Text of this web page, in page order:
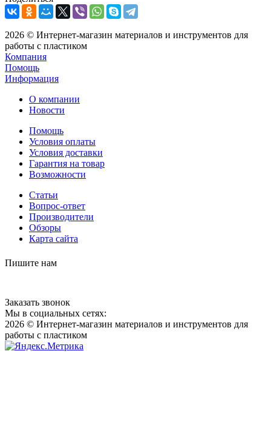
2026 © Интернет-магазин материалов и инструментов для
работы с пластиком
Компания
Помощь
Информация
О компании
Новости
Помощь
Условия оплаты
Условия доставки
Гарантия на товар
Возможности
Статьи
Вопрос-ответ
Производители
Обзоры
Карта сайта
Пишите нам
Заказать звонок
Мы в социальных сетях:
2026 © Интернет-магазин материалов и инструментов для
работы с пластиком